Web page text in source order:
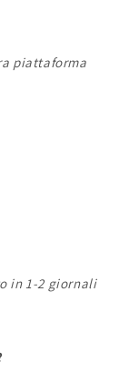
piattaforma
in 1-2 giornali